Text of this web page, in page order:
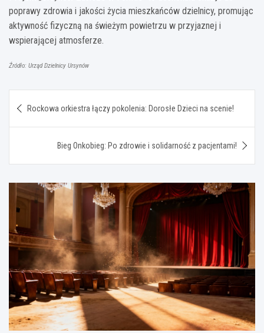
poprawy zdrowia i jakości życia mieszkańców dzielnicy, promując
aktywność fizyczną na świeżym powietrzu w przyjaznej i
wspierającej atmosferze.
Źródło: Urząd Dzielnicy Ursynów
wpisu
Rockowa orkiestra łączy pokolenia: Dorosłe Dzieci na scenie!
Bieg Onkobieg: Po zdrowie i solidarność z pacjentami!